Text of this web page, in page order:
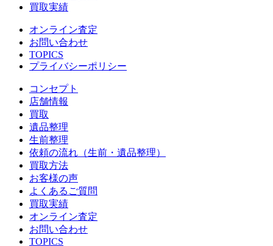
買取実績
オンライン査定
お問い合わせ
TOPICS
プライバシーポリシー
コンセプト
店舗情報
買取
遺品整理
生前整理
依頼の流れ（生前・遺品整理）
買取方法
お客様の声
よくあるご質問
買取実績
オンライン査定
お問い合わせ
TOPICS